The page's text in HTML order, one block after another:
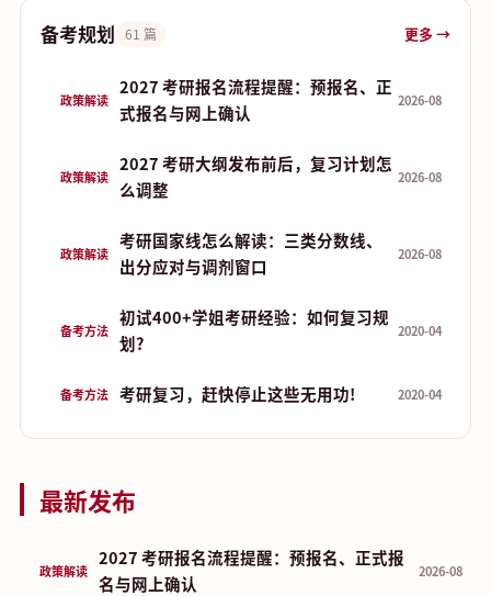
备考规划 61 篇 更多 →
政策解读
2027 考研报名流程提醒：预报名、正
式报名与网上确认
2026-08
政策解读
2027 考研大纲发布前后，复习计划怎
么调整
2026-08
政策解读
考研国家线怎么解读：三类分数线、
出分应对与调剂窗口
2026-08
备考方法
初试400+学姐考研经验：如何复习规
划?
2020-04
备考方法 考研复习，赶快停止这些无用功! 2020-04
最新发布
政策解读
2027 考研报名流程提醒：预报名、正式报
名与网上确认
2026-08